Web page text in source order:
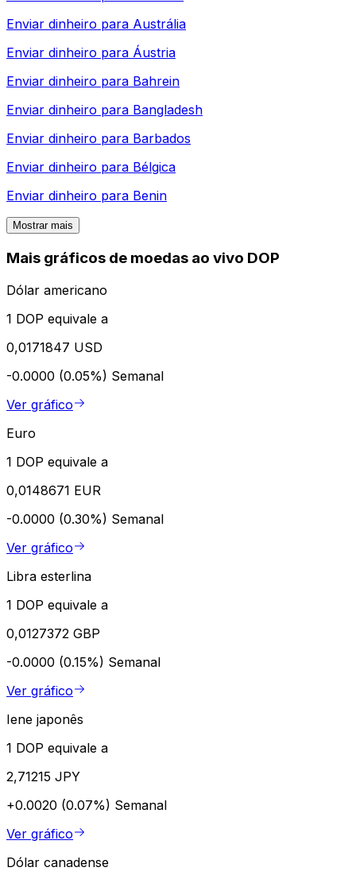
Enviar dinheiro para Austrália
Enviar dinheiro para Áustria
Enviar dinheiro para Bahrein
Enviar dinheiro para Bangladesh
Enviar dinheiro para Barbados
Enviar dinheiro para Bélgica
Enviar dinheiro para Benin
Mostrar mais
Mais gráficos de moedas ao vivo DOP
Dólar americano
1 DOP equivale a
0,0171847 USD
-0.0000 (0.05%) Semanal
Ver gráfico
Euro
1 DOP equivale a
0,0148671 EUR
-0.0000 (0.30%) Semanal
Ver gráfico
Libra esterlina
1 DOP equivale a
0,0127372 GBP
-0.0000 (0.15%) Semanal
Ver gráfico
Iene japonês
1 DOP equivale a
2,71215 JPY
+0.0020 (0.07%) Semanal
Ver gráfico
Dólar canadense